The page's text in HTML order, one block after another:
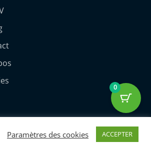
Paramètres des cookies ACCEPTER
0